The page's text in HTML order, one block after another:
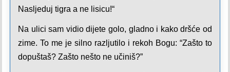
Nasljeduj tigra a ne lisicu!“
Na ulici sam vidio dijete golo, gladno i kako dršće od
zime. To me je silno razljutilo i rekoh Bogu: “Zašto to
dopuštaš? Zašto nešto ne učiniš?”